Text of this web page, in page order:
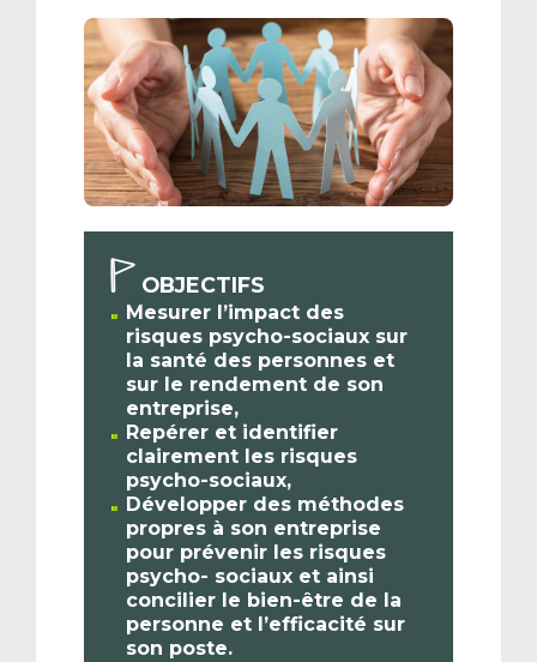
OBJECTIFS
Mesurer l’impact des
risques psycho-sociaux sur
la santé des personnes et
sur le rendement de son
entreprise,
Repérer et identifier
clairement les risques
psycho-sociaux,
Développer des méthodes
propres à son entreprise
pour prévenir les risques
psycho- sociaux et ainsi
concilier le bien-être de la
personne et l’efficacité sur
son poste.